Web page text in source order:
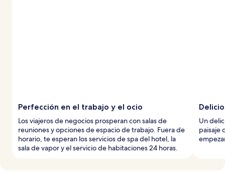
Perfección en el trabajo y el ocio
Los viajeros de negocios prosperan con salas de
reuniones y opciones de espacio de trabajo. Fuera de
horario, te esperan los servicios de spa del hotel, la
sala de vapor y el servicio de habitaciones 24 horas.
Un
paisaje